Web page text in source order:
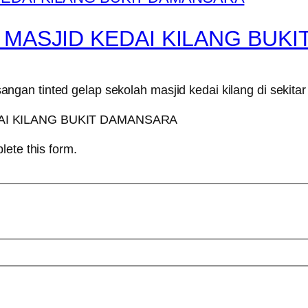
KEDAI KILANG
tinted gelap sekolah masjid kedai kilang di
this form.